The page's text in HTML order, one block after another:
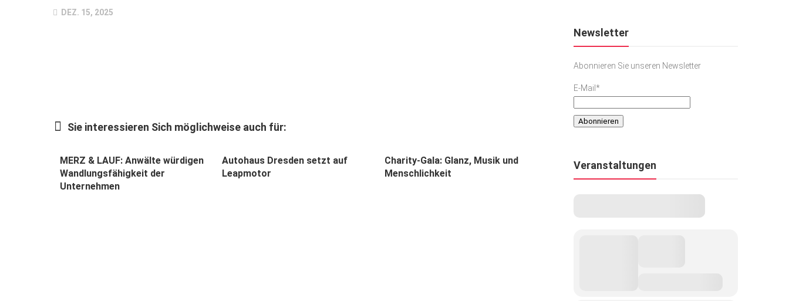
DEZ. 15, 2025
Sie interessieren Sich möglichweise auch für:
MERZ & LAUF: Anwälte würdigen
Wandlungs­fähigkeit der
Unternehmen
Autohaus Dresden setzt auf
Leapmotor
Charity-Gala: Glanz, Musik und
Menschlichkeit
Newsletter
Abonnieren Sie unseren Newsletter
E-Mail*
Veranstaltungen